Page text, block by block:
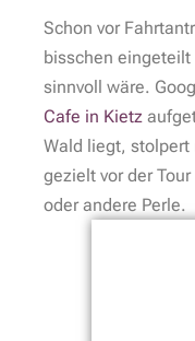
Schon vor
bisschen
sinnvoll wäre.
Cafe in Kietz
Wald liegt, stolpert
gezielt vor der
oder andere Perle.